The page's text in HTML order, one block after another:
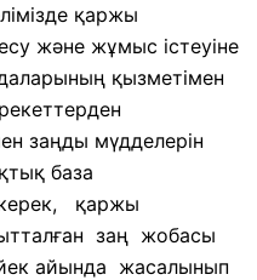
қаржы
және жұмыс істеуіне
қызметімен
заңды мүдделерін
база
қаржы
заң жобасы
айында жасалынып